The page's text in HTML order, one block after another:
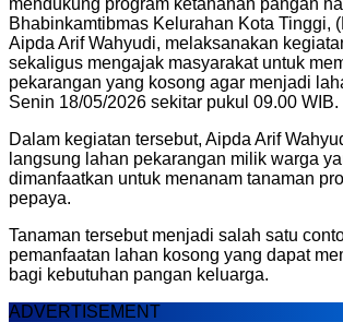
Bhabinkamtibmas Kelurahan Kota Tinggi,
Aipda Arif Wahyudi, melaksanakan
sekaligus mengajak masyarakat untuk
pekarangan yang kosong agar menjadi
Senin 18/05/2026 sekitar pukul 09.00 WIB.
Dalam kegiatan tersebut, Aipda Arif
langsung lahan pekarangan milik warga
dimanfaatkan untuk menanam tanaman
pepaya.
Tanaman tersebut menjadi salah satu
pemanfaatan lahan kosong yang dapat
bagi kebutuhan pangan keluarga.
ADVERTISEMENT